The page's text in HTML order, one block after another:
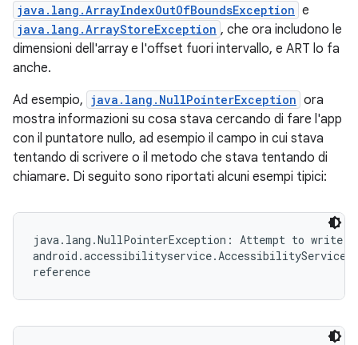
java.lang.ArrayIndexOutOfBoundsException e
java.lang.ArrayStoreException , che ora includono le
dimensioni dell'array e l'offset fuori intervallo, e ART lo fa
anche.
Ad esempio, java.lang.NullPointerException ora
mostra informazioni su cosa stava cercando di fare l'app
con il puntatore nullo, ad esempio il campo in cui stava
tentando di scrivere o il metodo che stava tentando di
chiamare. Di seguito sono riportati alcuni esempi tipici:
java.lang.NullPointerException: Attempt to
reference